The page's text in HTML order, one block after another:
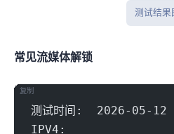
iplark测试结果
常见流媒体解锁
测试时间:  2026-05-
IPV4:
复制